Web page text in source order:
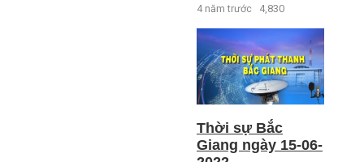
4 năm trước 4,830
Thời sự Bắc
Giang ngày 15-06-